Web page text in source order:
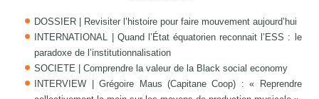
DOSSIER | Revisiter l’histoire pour faire mouvement aujourd’hui
INTERNATIONAL | Quand l’État équatorien reconnait l’ESS : le
paradoxe de l’institutionnalisation
SOCIETE | Comprendre la valeur de la Black social economy
INTERVIEW | Grégoire Maus (Capitane Coop) : « Reprendre